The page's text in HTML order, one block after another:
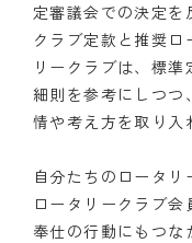
定審議会での決定を
クラブ定款と推奨
リークラブは、標
細則を参考にしつつ
情や考え方を取り入
自分たちのロータリ
ロータリークラブ
奉仕の行動にもつな